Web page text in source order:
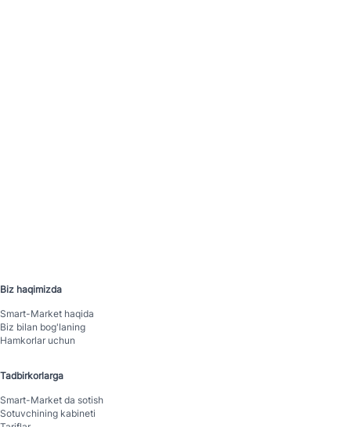
Biz haqimizda
Smart-Mаrket haqida
Biz bilan bog'laning
Hamkorlar uchun
Tadbirkorlarga
Smart-Mаrket da sotish
Sotuvchining kabineti